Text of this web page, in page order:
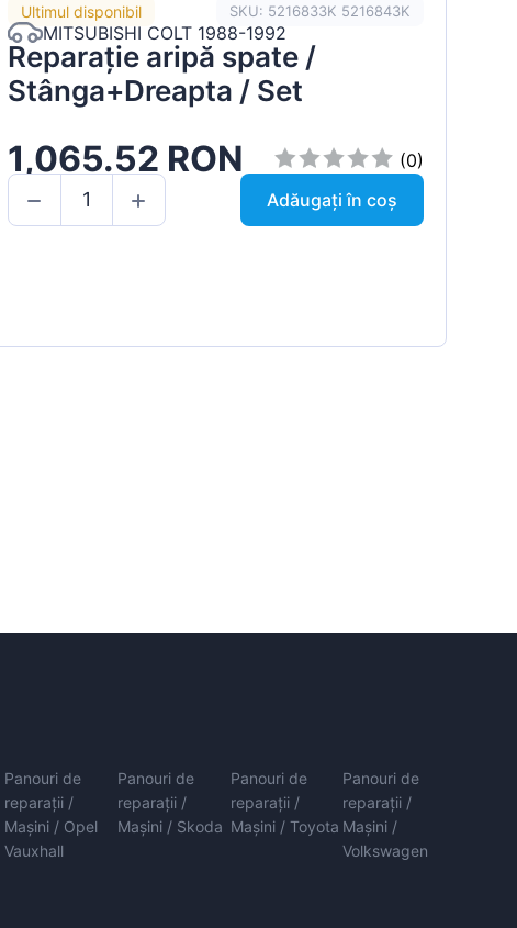
Ultimul disponibil SKU: 5216833K 5216843K
MITSUBISHI COLT 1988-1992
Reparație aripă spate /
Stânga+Dreapta / Set
1,065.52 RON
(0)
Adăugați în coș
Panouri de
reparații /
Mașini / Opel
Vauxhall
Panouri de
reparații /
Mașini / Skoda
Panouri de
reparații /
Mașini / Toyota
Panouri de
reparații /
Mașini /
Volkswagen